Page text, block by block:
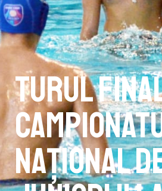
Turul
Național